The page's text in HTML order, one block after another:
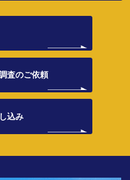
査のご依頼
込み